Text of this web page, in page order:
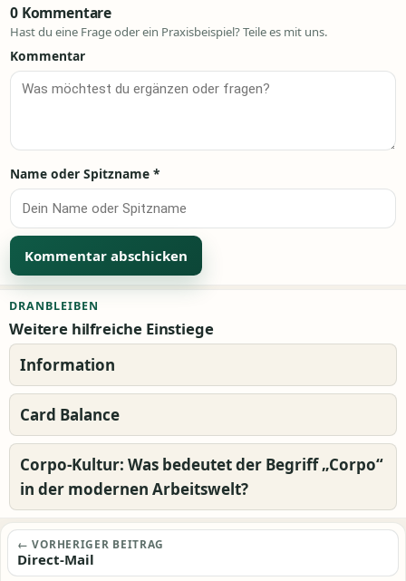
0 Kommentare
Hast du eine Frage oder ein Praxisbeispiel? Teile es mit uns.
Kommentar
Name oder Spitzname *
DRANBLEIBEN
Weitere hilfreiche Einstiege
Information
Card Balance
Corpo-Kultur: Was bedeutet der Begriff „Corpo“
in der modernen Arbeitswelt?
Beitragsnavigation
← VORHERIGER BEITRAG
Direct-Mail